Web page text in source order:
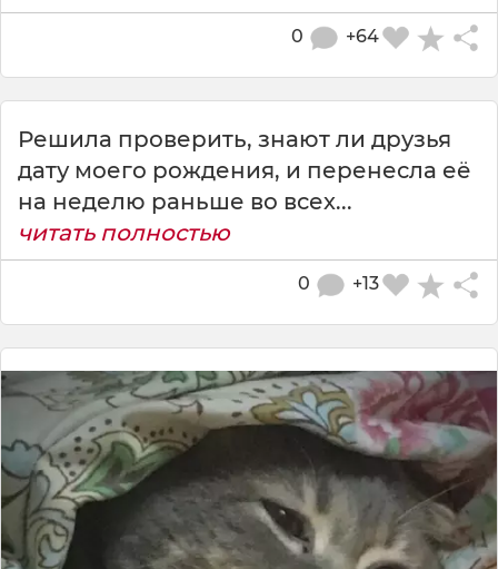
+64
0
Решила проверить, знают ли друзья
дату моего рождения, и перенесла её
на неделю раньше во всех...
читать полностью
+13
0